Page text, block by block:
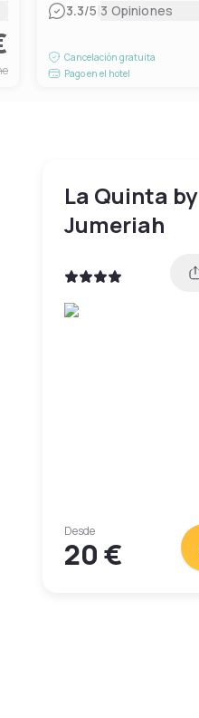
3.3/5|3 Opiniones
Cancelación gratuita
Pago en el hotel
La Quinta
Jumeriah
Desde
20 €